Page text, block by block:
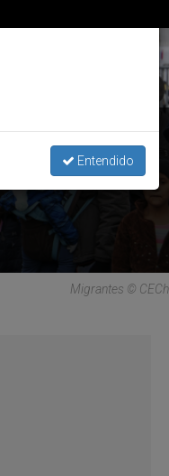
para facilitar el
Migrantes © CECh
Entendido